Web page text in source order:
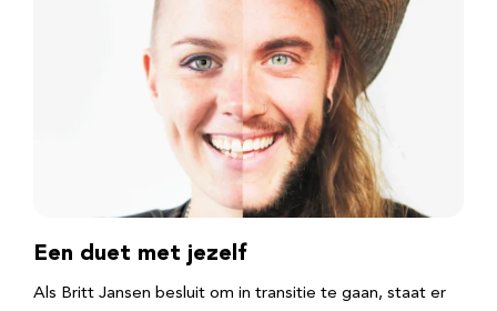
Een duet met jezelf
Als Britt Jansen besluit om in transitie te gaan, staat er